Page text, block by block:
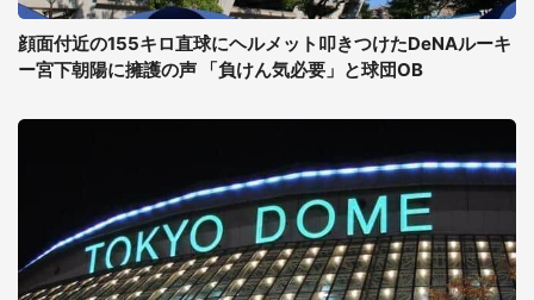
顔面付近の155キロ直球にヘルメット叩きつけたDeNAルーキ
ー宮下朝陽に擁護の声 「負けん気必要」と球団OB